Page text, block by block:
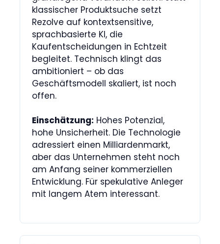
klassischer Produktsuche setzt
Rezolve auf kontextsensitive,
sprachbasierte KI, die
Kaufentscheidungen in Echtzeit
begleitet. Technisch klingt das
ambitioniert – ob das
Geschäftsmodell skaliert, ist noch
offen.
Einschätzung: Hohes Potenzial,
hohe Unsicherheit. Die Technologie
adressiert einen Milliardenmarkt,
aber das Unternehmen steht noch
am Anfang seiner kommerziellen
Entwicklung. Für spekulative Anleger
mit langem Atem interessant.